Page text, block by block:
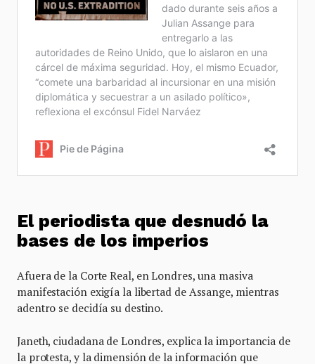
El periodista que desnudó la
bases de los imperios
Afuera de la Corte Real, en Londres, una masiva
manifestación exigía la libertad de Assange, mientras
adentro se decidía su destino.
Janeth, ciudadana de Londres, explica la importancia de
la protesta, y la dimensión de la información que